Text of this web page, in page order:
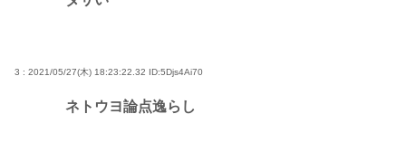
3 : 2021/05/27(木) 18:23:22.32 ID:5Djs4Ai70
ネトウヨ論点逸らし